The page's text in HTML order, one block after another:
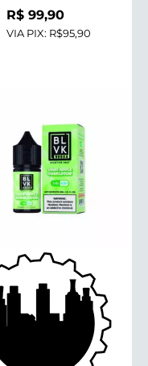
R$ 99,90
VIA PIX: R$95,90